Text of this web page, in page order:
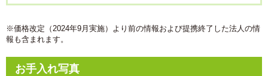
※価格改定（2024年9月実施）より前の情報および提携終了した法人の情
報も含まれます。
お手入れ写真